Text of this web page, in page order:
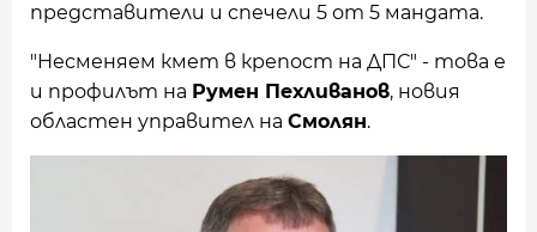
представители и спечели 5 от 5 мандата.
"Несменяем кмет в крепост на ДПС" - това е
и профилът на Румен Пехливанов, новия
областен управител на Смолян.